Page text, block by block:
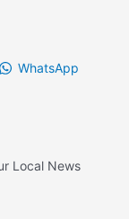
WhatsApp
Local News